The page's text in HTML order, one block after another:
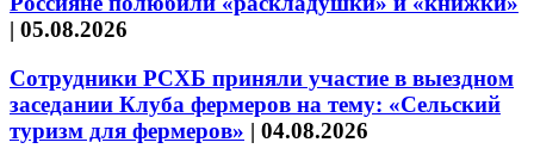
| 05.08.2026
Сотрудники РСХБ приняли участие в выездном
заседании Клуба фермеров на тему: «Сельский
туризм для фермеров» | 04.08.2026